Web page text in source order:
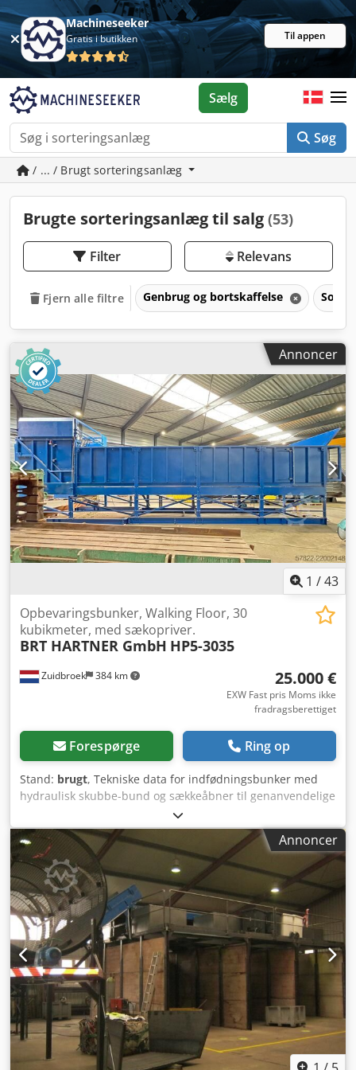
Machineseeker
Gratis i butikken Til appen
Søg
Sælg
/ ... / Brugt sorteringsanlæg
Brugte sorteringsanlæg til salg (53)
Filter Relevans
Fjern alle filtre Genbrug og bortskaffelse
Annoncer
1 /43
Zuidbroek 384 km
Opbevaringsbunker, Walking Floor, 30
kubikmeter, med sækopriver.
BRT HARTNER GmbH HP5-3035
25.000 €
EXW Fast pris Moms ikke
fradragsberettiget
Forespørge Ring op
Stand: brugt, Tekniske data for indfødningsbunker med
hydraulisk skubbe-bund og sækkeåbner til genanvendelige
materialer fra gule sække og erhvervsaffald: Fabrikant: BRT
HARTNER GmbH Dsdpfx Agjy Urtfsxswa Model: HP5-3035
Årgang: 2015 Bunkervolumen: 30 m³ Drivkraft: 17,5 kW Mål
i nuværende stand: 13.200 x 3.050 x 4.350 mm (L x B x H)
Maskinens tilstand: Indfødningsbunkeren med
sækkeåbner var i drift hos en stor genvindingsvirksomhed,
hvor materialer fra gule sække eller erhvervsaffald blev
læsset i bunkeren med hjullæssere, poserne blev åbnet i
sækkeåbneren, og materialerne blev doseret videre til
sorteringsanlægget eller til yderligere behandling.
Anlægget fungerede fejlfrit indtil demontage og blev
udskiftet med et større anlæg med højere kapacitet.
Maskinen blev i vores værksted adskilt i enkeltdelene,
delvist renoveret, samlet igen og testet under drift.
Følgende renoveringsarbejder blev udført/udskiftede
reservedele: - Demontage af indfødningsbunker og
Annoncer